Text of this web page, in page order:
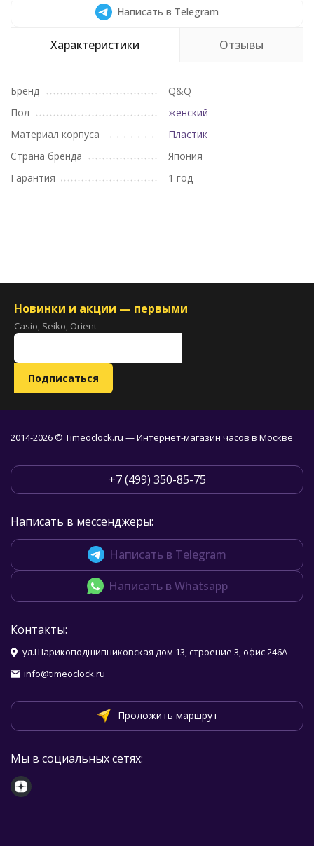
Написать в Telegram
Характеристики Отзывы
Бренд
Q&Q
Пол
женский
Материал корпуса
Пластик
Страна бренда
Япония
Гарантия
1 год
Новинки и акции — первыми
Casio, Seiko, Orient
2014-2026 © Timeoclock.ru — Интернет-магазин часов в Москве
+7 (499) 350-85-75
Написать в мессенджеры:
Написать в Telegram
Написать в Whatsapp
Контакты:
ул.Шарикоподшипниковская дом 13, строение 3, офис 246А
info@timeoclock.ru
Проложить маршрут
Мы в социальных сетях: